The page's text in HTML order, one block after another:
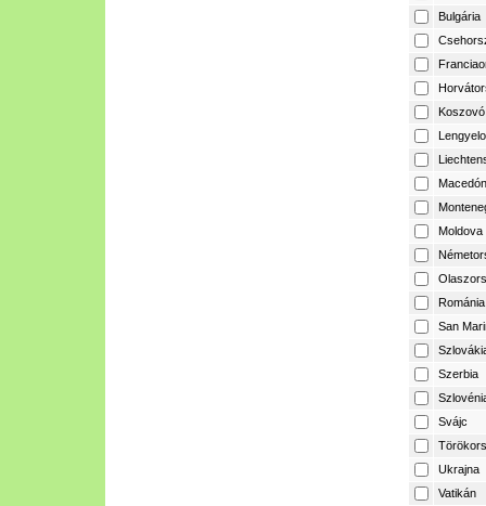
Bulgária
Koszovó
Moldova
Románia
San
Szerbia
Svájc
Ukrajna
Vatikán